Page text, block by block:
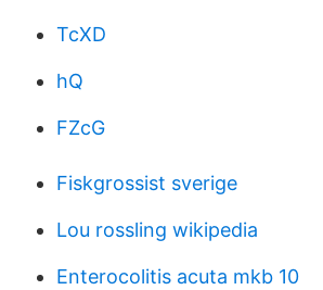
TcXD
hQ
FZcG
Fiskgrossist sverige
Lou rossling wikipedia
Enterocolitis acuta mkb 10